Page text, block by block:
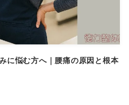
に悩む方へ｜腰痛の原因と根本